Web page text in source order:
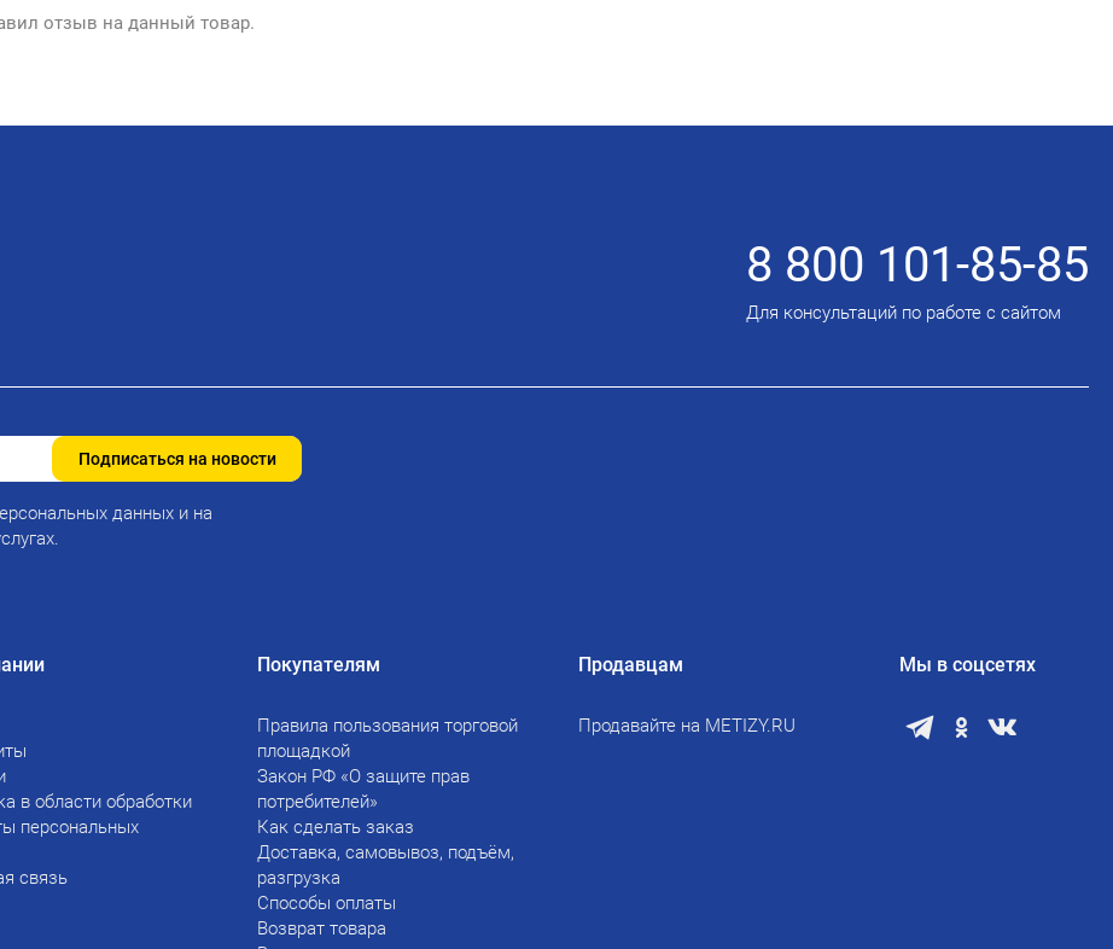
отзыв на данный товар.
8 800 101-85-85
Для консультаций по работе с сайтом
Подписаться на новости
данных и на
в области обработки
персональных
связь
Покупателям
Правила пользования торговой
площадкой
Закон РФ «О защите прав
потребителей»
Как сделать заказ
Доставка, самовывоз, подъём,
разгрузка
Способы оплаты
Возврат товара
Продавцам
Продавайте на METIZY.RU
Мы в соцсетях